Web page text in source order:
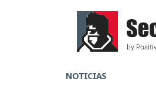
NOTICIAS